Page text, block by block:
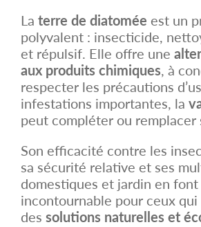
La terre de diatomée est un
polyvalent : insecticide,
et répulsif. Elle offre une
aux produits chimiques, à
respecter les précautions
infestations importantes, la
peut compléter ou
Son efficacité contre les
sa sécurité relative et ses
domestiques et jardin en
incontournable pour ceux
des solutions naturelles et